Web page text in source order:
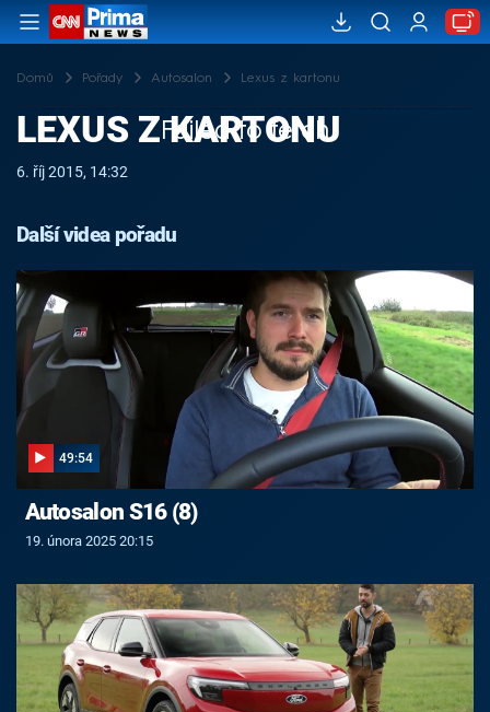
Domů Pořady Autosalon Lexus z kartonu
Failed to fetch
LEXUS Z KARTONU
6. říj 2015, 14:32
Další videa pořadu
49:54
Autosalon S16 (8)
19. února 2025 20:15